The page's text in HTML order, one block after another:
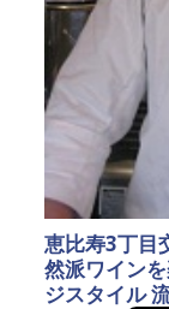
恵比寿3丁目
然派ワイン
ジスタイル